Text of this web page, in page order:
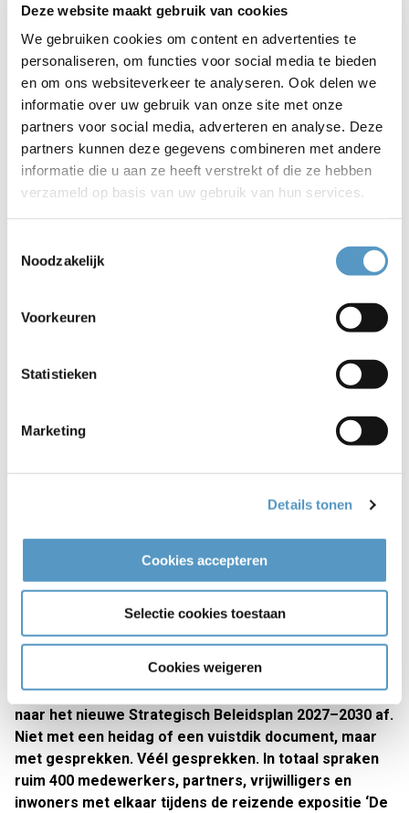
Deze website maakt gebruik van cookies
We gebruiken cookies om content en advertenties te
personaliseren, om functies voor social media te bieden
en om ons websiteverkeer te analyseren. Ook delen we
informatie over uw gebruik van onze site met onze
partners voor social media, adverteren en analyse. Deze
partners kunnen deze gegevens combineren met andere
informatie die u aan ze heeft verstrekt of die ze hebben
verzameld op basis van uw gebruik van hun services.
Noodzakelijk
Voorkeuren
Statistieken
Marketing
Details tonen
Cookies accepteren
Selectie cookies toestaan
Cookies weigeren
De eerste stap naar ons nieuwe
Strategische Beleidsplan 2027-2030
Eind vorig jaar trapte Welzijnskwartier het werkproces
naar het nieuwe Strategisch Beleidsplan 2027–2030 af.
Niet met een heidag of een vuistdik document, maar
met gesprekken. Véél gesprekken. In totaal spraken
ruim 400 medewerkers, partners, vrijwilligers en
inwoners met elkaar tijdens de reizende expositie ‘De
om deze video te